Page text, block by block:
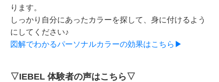
ります。
しっかり自分にあったカラーを探して、身に付けるよう
にしてください♪
図解でわかるパーソナルカラーの効果はこちら▶
▽IEBEL 体験者の声はこちら▽